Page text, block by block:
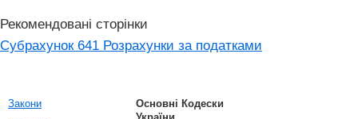
Рекомендовані сторінки
Субрахунок 641 Розрахунки за податками
Закони
Основні Кодески